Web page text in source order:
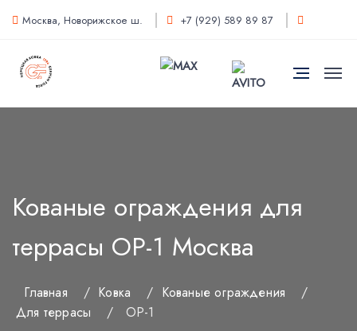
Москва, Новорижское ш. +7 (929) 589 89 87
Кованые ограждения для
террасы OP-1 Москва
Главная / Ковка / Кованые ограждения
/
Для террасы
/ OP-1